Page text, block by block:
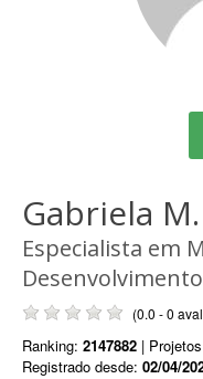
Gabriela M.
Especialista em
Desenvolvimento
(0.0 - 0
Ranking: 2147882 |
Registrado desde: 02/04/